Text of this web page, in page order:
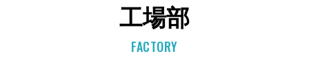
工場部
FACTORY